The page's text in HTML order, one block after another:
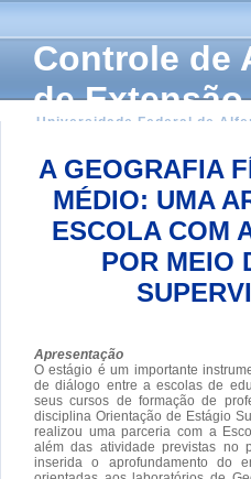
Controle de
de Extensão
Universidade Federal de
A GEOGRAFIA
MÉDIO: UMA
ESCOLA COM
POR MEIO
Apresentação
O estágio é um importante
de diálogo entre a escolas de
seus cursos de formação de
disciplina Orientação de Estágio
realizou uma parceria com a
além das atividade previstas no
inserida o aprofundamento do